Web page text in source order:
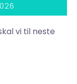
vi til neste